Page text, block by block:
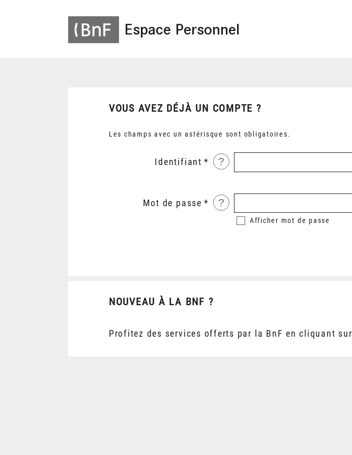
Espace Personnel
VOUS AVEZ DÉJÀ UN COMPTE ?
Les champs avec un astérisque sont obligatoires.
Identifiant ?
Mot de passe ?
Afficher mot de passe
NOUVEAU À LA BNF ?
Profitez des services offerts par la BnF en cliquant sur